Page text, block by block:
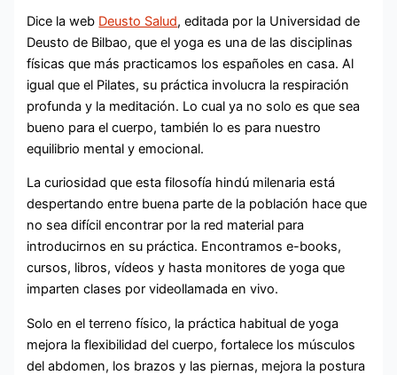
Dice la web Deusto Salud, editada por la Universidad de
Deusto de Bilbao, que el yoga es una de las disciplinas
físicas que más practicamos los españoles en casa. Al
igual que el Pilates, su práctica involucra la respiración
profunda y la meditación. Lo cual ya no solo es que sea
bueno para el cuerpo, también lo es para nuestro
equilibrio mental y emocional.
La curiosidad que esta filosofía hindú milenaria está
despertando entre buena parte de la población hace que
no sea difícil encontrar por la red material para
introducirnos en su práctica. Encontramos e-books,
cursos, libros, vídeos y hasta monitores de yoga que
imparten clases por videollamada en vivo.
Solo en el terreno físico, la práctica habitual de yoga
mejora la flexibilidad del cuerpo, fortalece los músculos
del abdomen, los brazos y las piernas, mejora la postura